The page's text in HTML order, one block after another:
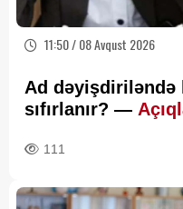
11:50 / 08 Avqust 2026
Ad dəyişdiriləndə
sıfırlanır? —
111